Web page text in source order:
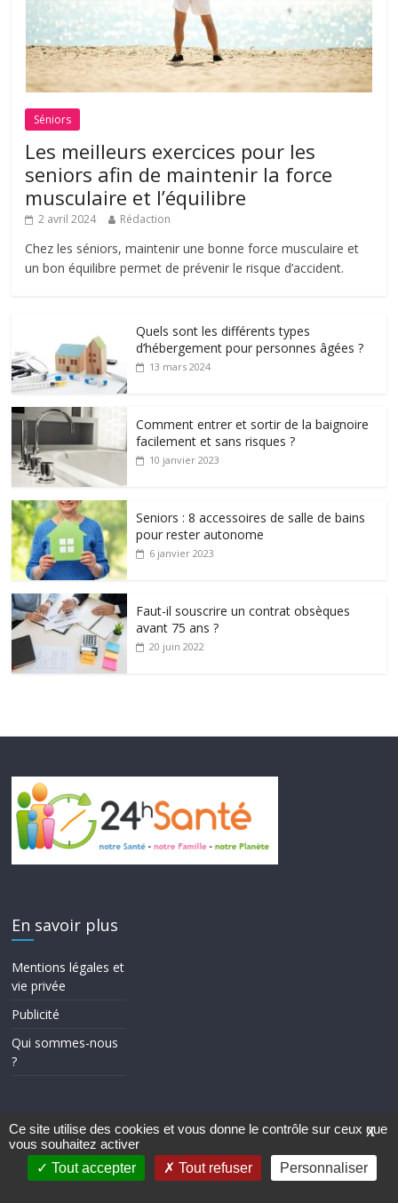
Séniors
Les meilleurs exercices pour les
seniors afin de maintenir la force
musculaire et l’équilibre
2 avril 2024 Rédaction
Chez les séniors, maintenir une bonne force musculaire et
un bon équilibre permet de prévenir le risque d’accident.
Quels sont les différents types
d’hébergement pour personnes âgées ?
13 mars 2024
Comment entrer et sortir de la baignoire
facilement et sans risques ?
10 janvier 2023
Seniors : 8 accessoires de salle de bains
pour rester autonome
6 janvier 2023
Faut-il souscrire un contrat obsèques
avant 75 ans ?
20 juin 2022
En savoir plus
Mentions légales et
vie privée
Publicité
Qui sommes-nous
?
Copyright © 2026
Theme ColorMag par
ThemeGrill.. Propulsé parWordPress.
X
Ce site utilise des cookies et vous donne le contrôle sur ceux que
vous souhaitez activer
Tout accepter
Tout refuser Personnaliser